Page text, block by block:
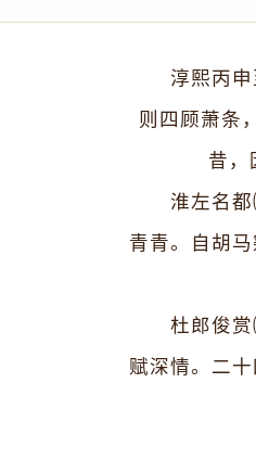
淳熙丙申
则四顾萧条
昔，
淮左名都⑺
青青。自胡
杜郎俊赏⒀
赋深情。二